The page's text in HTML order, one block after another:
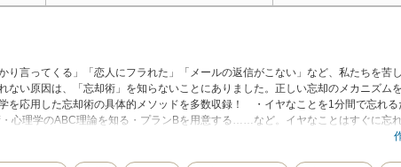
り言ってくる」「恋人にフラれた」「メールの返信がこない」など、私たちを苦
ない原因は、「忘却術」を知らないことにありました。正しい忘却のメカニズム
を応用した忘却術の具体的メソッドを多数収録！ ・イヤなことを1分間で忘れる
心理学のABC理論を知る・プランBを用意する……など。イヤなことはすぐに忘